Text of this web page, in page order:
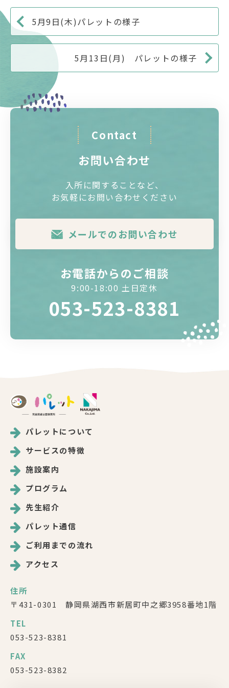
5月9日(木)パレットの様子
5月13日(月) パレットの様子
Contact
お問い合わせ
入所に関することなど、
お気軽にお問い合わせください
メールでのお問い合わせ
お電話からのご相談
9:00-18:00 土日定休
053-523-8381
パレットについて
サービスの特徴
施設案内
プログラム
先生紹介
パレット通信
ご利用までの流れ
アクセス
住所
〒431-0301 静岡県湖西市新居町中之郷3958番地1階
TEL
053-523-8381
FAX
053-523-8382